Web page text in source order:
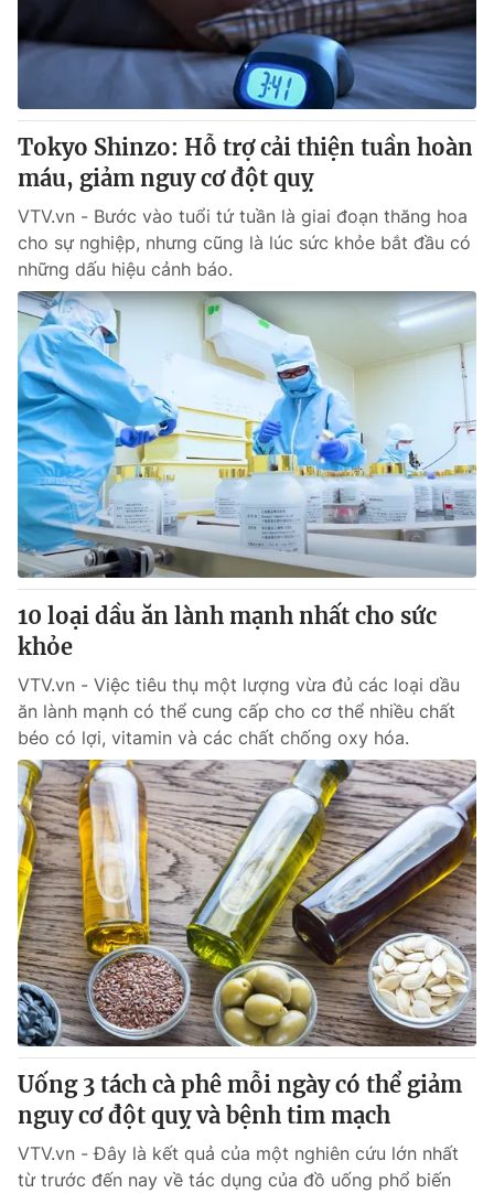
Sản phẩm
Tư vấn
Lịch phát sóng
Chuyên mục khác
Emagazine Podcast
Photo Infographic
Video Shorts video
VTV Money VTV Thể thao
VTV Sức khoẻ Bất động sản
Thị trường 24h Tấm lòng Việt
VTV4 Vươn mình bằng AI
VTV9 VTV8
Liên hệ tòa soạn English
THỜI BÁO VTV
Theo dõi báo trên
Cơ quan chủ quản:Đài Truyền hình Việt Nam
Cơ quan báo chí:Thời báo VTV
Giấy phép hoạt động báo in và báo điện tử số 483/GP-BTTTT
cấp ngày 29/12/2023
Tổng Biên tập:Vũ Thanh Thủy
Phó Tổng Biên tập:Nguyễn Thị Mỹ Hạnh, Phạm Quốc Thắng,
Nguyễn Trọng Ninh
Tổng đài VTV:
024.38 355 931 - 024.38 355 932
Ðiện thoại Thời báo VTV:024.66 897 897
Tokyo Shinzo: Hỗ trợ cải thiện tuần hoàn
máu, giảm nguy cơ đột quỵ
VTV.vn - Bước vào tuổi tứ tuần là giai đoạn thăng hoa
cho sự nghiệp, nhưng cũng là lúc sức khỏe bắt đầu có
những dấu hiệu cảnh báo.
10 loại dầu ăn lành mạnh nhất cho sức
khỏe
VTV.vn - Việc tiêu thụ một lượng vừa đủ các loại dầu
ăn lành mạnh có thể cung cấp cho cơ thể nhiều chất
béo có lợi, vitamin và các chất chống oxy hóa.
Uống 3 tách cà phê mỗi ngày có thể giảm
nguy cơ đột quỵ và bệnh tim mạch
VTV.vn - Đây là kết quả của một nghiên cứu lớn nhất
từ ​​trước đến nay về tác dụng của đồ uống phổ biến